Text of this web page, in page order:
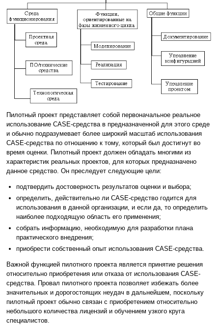
Пилотный проект представляет собой первоначальное реальное
использование CASE-средства в предназначенной для этого среде
и обычно подразумевает более широкий масштаб использования
CASE-средства по отношению к тому, который был достигнут во
время оценки. Пилотный проект должен обладать многими из
характеристик реальных проектов, для которых предназначено
данное средство. Он преследует следующие цели:
подтвердить достоверность результатов оценки и выбора;
определить, действительно ли CASE-средство годится для
использования в данной организации, и если да, то определить
наиболее подходящую область его применения;
собрать информацию, необходимую для разработки плана
практического внедрения;
приобрести собственный опыт использования CASE-средства.
Важной функцией пилотного проекта является принятие решения
относительно приобретения или отказа от использования CASE-
средства. Провал пилотного проекта позволяет избежать более
значительных и дорогостоящих неудач в дальнейшем, поскольку
пилотный проект обычно связан с приобретением относительно
небольшого количества лицензий и обучением узкого круга
специалистов.